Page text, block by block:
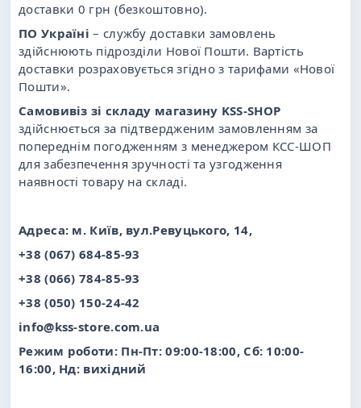
доставки 0 грн (безкоштовно).
ПО Україні – службу доставки замовлень
здійснюють підрозділи Нової Пошти. Вартість
доставки розраховується згідно з тарифами «Нової
Пошти».
Самовивіз зі складу магазину KSS-SHOP
здійснюється за підтвердженим замовленням за
попереднім погодженням з менеджером КСС-ШОП
для забезпечення зручності та узгодження
наявності товару на складі.
Адреса: м. Київ, вул.Ревуцького, 14,
+38 (067) 684-85-93
+38 (066) 784-85-93
+38 (050) 150-24-42
info@kss-store.com.ua
Режим роботи: Пн-Пт: 09:00-18:00, Сб: 10:00-
16:00, Нд: вихідний